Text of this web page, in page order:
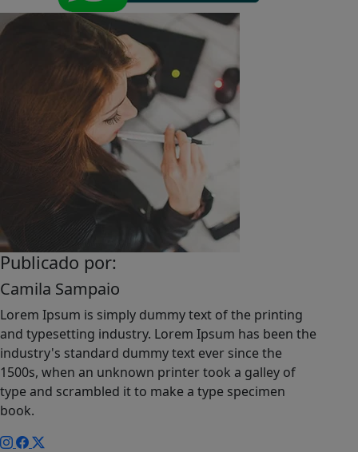
Publicado por:
Camila Sampaio
Lorem Ipsum is simply dummy text of the printing
and typesetting industry. Lorem Ipsum has been the
industry's standard dummy text ever since the
1500s, when an unknown printer took a galley of
type and scrambled it to make a type specimen
book.